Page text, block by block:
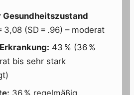
Gesundheitszustand
3,08 (SD = .96) – moderat
43 % (36 %
bis sehr stark
36 % regelmäßig